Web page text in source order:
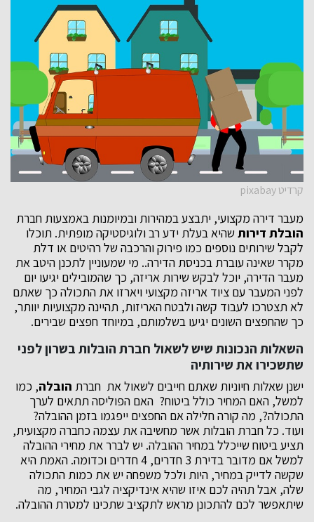
קרדיט pixabay
מעבר דירה מקצועי, יתבצע במהירות ובמיומנות באמצעות חברת
הובלת דירות שהיא בעלת ידע רב ולוגיסטיקה מופתית. תוכלו
לקבל שירותים נוספים כמו פירוק והרכבה של רהיטים או דלת
מקרר שאינה עוברת בכניסת הדירה.. מי שמעוניין לתכנן היטב את
מעבר הדירה, יוכל לבקש שירות אריזה, כך שהמובילים יגיעו יום
לפני המעבר עם ציוד אריזה מקצועי ויארזו את התכולה כך שאתם
לא תצטרכו לעבוד קשה ולבטח האריזות, תהיינה מקצועיות יוותר,
כך שהחפצים השונים יגיעו בשלמותם, במיוחד חפצים שבירים.
השאלות הנכונות שיש לשאול חברת הובלות בשרון לפני
שתשכירו את שירותיה
ישנן שאלות חיוניות שאתם חייבים לשאול את חברת הובלה, כמו
למשל, האם המחיר כולל ביטוח? האם הפוליסה תתאים לערך
התכולה?, מה קורה חלילה אם החפצים ייפגמו בזמן ההובלה?
ועוד. כל חברת הובלות אשר מחשיבה את עצמה כחברה מקצועית,
תציע ביטוח שייכלל במחיר ההובלה. יש לברר את מחירי ההובלה
למשל אם מדובר בדירת 3 חדרים, 4 חדרים וכדומה. האמת היא
שקשה לדייק במחיר, היות ולכל משפחה יש את כמות התכולה
שלה, אבל תהיה לכם איזו שהיא אינדיקציה לגבי המחיר, מה
שיתאפשר לכם להתכונן מראש לתקציב שתכינו למטרת ההובלה.